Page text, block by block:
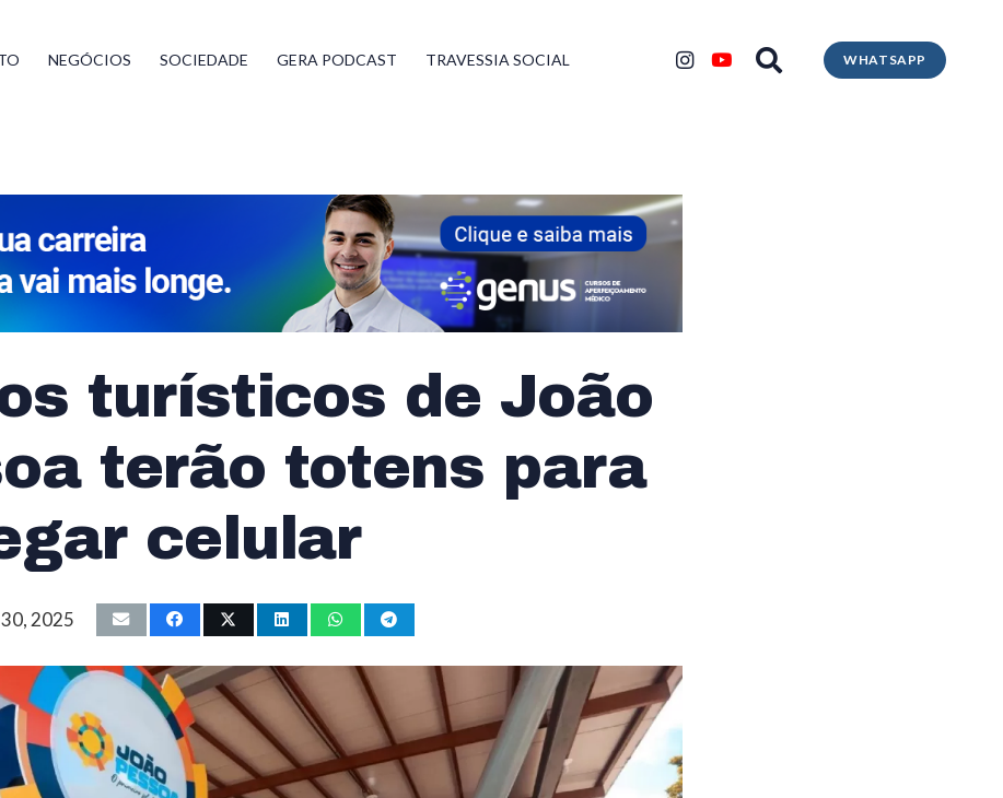
NEGÓCIOS SOCIEDADE GERA PODCAST TRAVESSIA SOCIAL WHATSAPP
turísticos de João
terão totens para
celular
2025